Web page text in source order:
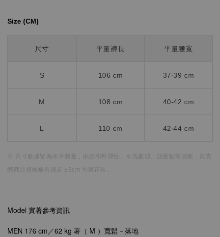
Size (CM)⁡⁡
尺寸 平量褲長 平量腰寬
S 106 cm 37-39 cm
M 108 cm 40-42 cm
L 110 cm 42-44 cm
※ 尺寸數據皆為水平測量， 由於布料彈性、水洗處理、測量點等因素，
際商品規格略有誤差 ±3cm 均屬正常。
Model 實著參考資訊
MEN 176 cm／62 kg 著（ M ） 寬鬆－落地